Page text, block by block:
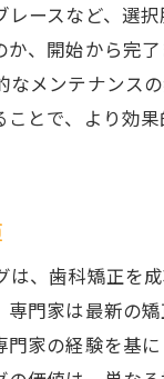
ースなど、選
、開始から完
メンテナンス
とで、より効
、歯科矯正を
門家は最新の
家の経験を基